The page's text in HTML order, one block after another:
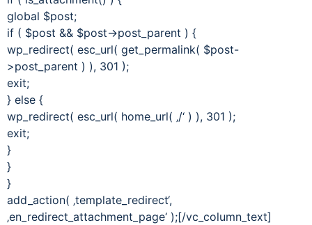
global $post;
if ( $post && $post->post_parent ) {
wp_redirect( esc_url( get_permalink( $post-
>post_parent ) ), 301 );
exit;
} else {
wp_redirect( esc_url( home_url( ‚/‘ ) ), 301 );
exit;
}
}
}
add_action( ‚template_redirect‘,
‚en_redirect_attachment_page‘ );[/vc_column_text]